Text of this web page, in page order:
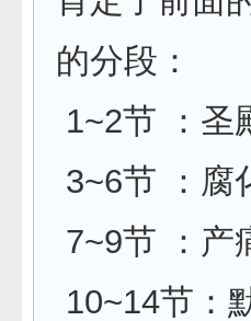
的分段：
1~2节 ：圣
3~6节 ：腐
7~9节 ：产
10~14节：